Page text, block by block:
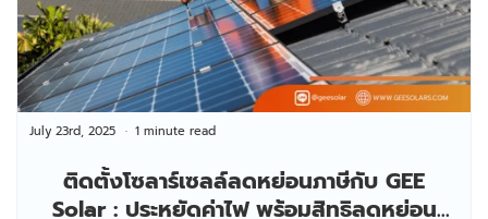
ติดตั้งโซลาร์เซลล์ลดหย่อนภาษีกับ GEE
Solar : ประหยัดค่าไฟ พร้อมสิทธิลดหย่อน
July 23rd, 2025 1 minute read